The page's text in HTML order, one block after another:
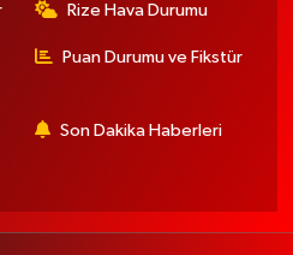
Rize Hava Durumu
Puan Durumu ve Fikstür
Son Dakika Haberleri